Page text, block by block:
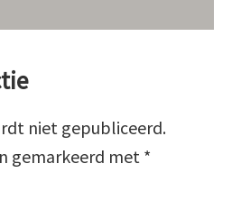
niet gepubliceerd.
gemarkeerd met *